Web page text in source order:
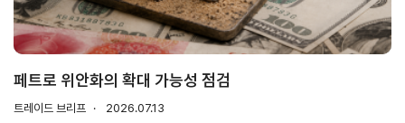
자문·상담
Trade
Pro
컨설팅
무역실
페트로 위안화의 확대 가능성 점검
트레이드 브리프 2026.07.13